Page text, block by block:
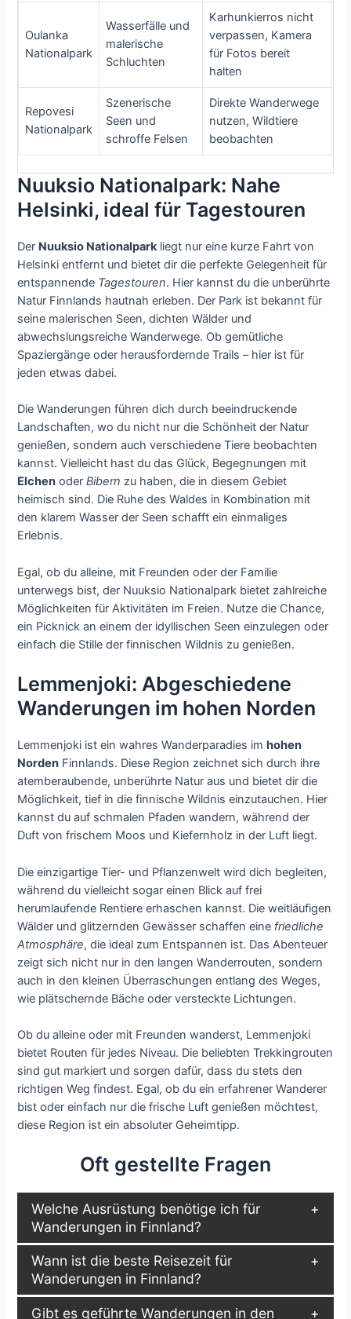
Oulanka
Nationalpark
Wasserfälle und
malerische
Schluchten
Karhunkierros nicht
verpassen, Kamera
für Fotos bereit
halten
Repovesi
Nationalpark
Szenerische
Seen und
schroffe Felsen
Direkte Wanderwege
nutzen, Wildtiere
beobachten
Nuuksio Nationalpark: Nahe
Helsinki, ideal für Tagestouren
Der Nuuksio Nationalparkliegt nur eine kurze Fahrt von
Helsinki entfernt und bietet dir die perfekte Gelegenheit für
entspannende Tagestouren. Hier kannst du die unberührte
Natur Finnlands hautnah erleben. Der Park ist bekannt für
seine malerischen Seen, dichten Wälder und
abwechslungsreiche Wanderwege. Ob gemütliche
Spaziergänge oder herausfordernde Trails – hier ist für
jeden etwas dabei.
Die Wanderungen führen dich durch beeindruckende
Landschaften, wo du nicht nur die Schönheit der Natur
genießen, sondern auch verschiedene Tiere beobachten
kannst. Vielleicht hast du das Glück, Begegnungen mit
Elchen oderBibern zu haben, die in diesem Gebiet
heimisch sind. Die Ruhe des Waldes in Kombination mit
den klarem Wasser der Seen schafft ein einmaliges
Erlebnis.
Egal, ob du alleine, mit Freunden oder der Familie
unterwegs bist, der Nuuksio Nationalpark bietet zahlreiche
Möglichkeiten für Aktivitäten im Freien. Nutze die Chance,
ein Picknick an einem der idyllischen Seen einzulegen oder
einfach die Stille der finnischen Wildnis zu genießen.
Lemmenjoki: Abgeschiedene
Wanderungen im hohen Norden
Lemmenjoki ist ein wahres Wanderparadies imhohen
Norden Finnlands. Diese Region zeichnet sich durch ihre
atemberaubende, unberührte Natur aus und bietet dir die
Möglichkeit, tief in die finnische Wildnis einzutauchen. Hier
kannst du auf schmalen Pfaden wandern, während der
Duft von frischem Moos und Kiefernholz in der Luft liegt.
Die einzigartige Tier- und Pflanzenwelt wird dich begleiten,
während du vielleicht sogar einen Blick auf frei
herumlaufende Rentiere erhaschen kannst. Die weitläufigen
Wälder und glitzernden Gewässer schaffen eine friedliche
Atmosphäre, die ideal zum Entspannen ist. Das Abenteuer
zeigt sich nicht nur in den langen Wanderrouten, sondern
auch in den kleinen Überraschungen entlang des Weges,
wie plätschernde Bäche oder versteckte Lichtungen.
Ob du alleine oder mit Freunden wanderst, Lemmenjoki
bietet Routen für jedes Niveau. Die beliebten Trekkingrouten
sind gut markiert und sorgen dafür, dass du stets den
richtigen Weg findest. Egal, ob du ein erfahrener Wanderer
bist oder einfach nur die frische Luft genießen möchtest,
diese Region ist ein absoluter Geheimtipp.
Oft gestellte Fragen
Welche Ausrüstung benötige ich für
Wanderungen in Finnland?
Wann ist die beste Reisezeit für
Wanderungen in Finnland?
Gibt es geführte Wanderungen in den